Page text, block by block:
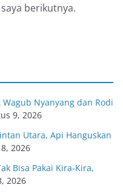
berikutnya.
Nyanyang dan Rodi
9, 2026
Utara, Api Hanguskan
2026
Bisa Pakai Kira-Kira,
2026